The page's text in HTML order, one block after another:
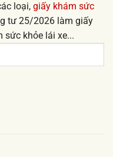
loại, giấy khám sức
tư 25/2026 làm giấy
sức khỏe lái xe...